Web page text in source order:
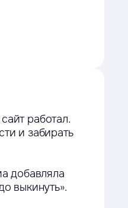
работал.
и забирать
добавляла
выкинуть».